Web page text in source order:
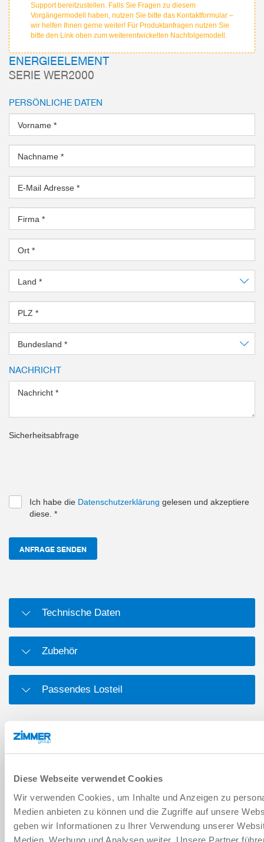
Diese Webseite verwendet Cookies
Wir verwenden Cookies, um Inhalte und Anzeigen zu
Medien anbieten zu können und die Zugriffe auf unsere
geben wir Informationen zu Ihrer Verwendung unserer
Medien, Werbung und Analysen weiter. Unsere Partner
Support bereitzustellen. Falls Sie Fragen zu diesem
Vorgängermodell haben, nutzen Sie bitte das Kontaktformular –
wir helfen Ihnen gerne weiter! Für Produktanfragen nutzen Sie
bitte den Link oben zum weiterentwickelten Nachfolgemodell.
ENERGIEELEMENT
SERIE WER2000
PERSÖNLICHE DATEN
Vorname *
Nachname *
E-Mail Adresse *
Firma *
Ort *
Land *
PLZ *
Bundesland *
NACHRICHT
Nachricht *
Sicherheitsabfrage
Ich habe die Datenschutzerklärung gelesen und akzeptiere
diese. *
ANFRAGE SENDEN
Technische Daten
Zubehör
Passendes Losteil
DOWNLOADS
PDF-Datenblatt
Herunterladen